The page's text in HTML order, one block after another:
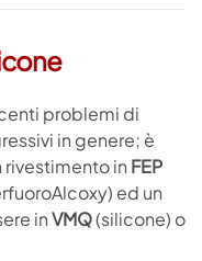
problemi di
in genere; è
in FEP
ed un
inVMQ(silicone) o